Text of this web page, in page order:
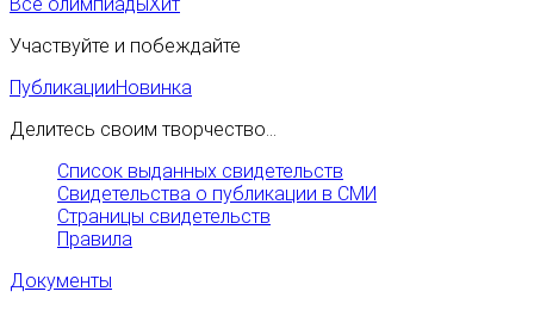
Участвуйте и побеждайте
ПубликацииНовинка
Делитесь своим творчество...
Список выданных свидетельств
Свидетельства о публикации в СМИ
Страницы свидетельств
Правила
Документы